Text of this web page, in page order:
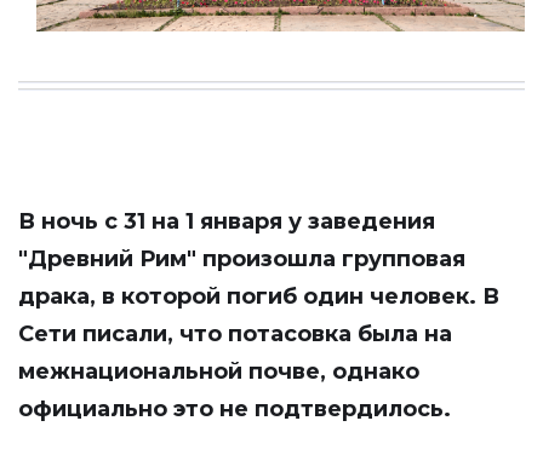
В ночь с 31 на 1 января у заведения
"Древний Рим" произошла групповая
драка, в которой погиб один человек. В
Сети писали, что потасовка была на
межнациональной почве, однако
официально это не подтвердилось.